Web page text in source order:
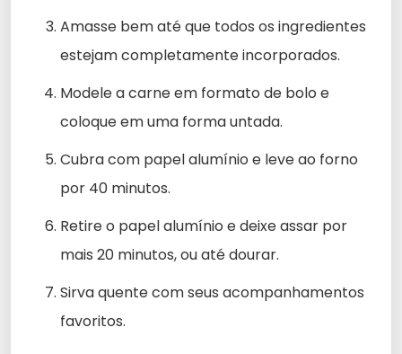
Amasse bem até que todos os ingredientes
estejam completamente incorporados.
Modele a carne em formato de bolo e
coloque em uma forma untada.
Cubra com papel alumínio e leve ao forno
por 40 minutos.
Retire o papel alumínio e deixe assar por
mais 20 minutos, ou até dourar.
Sirva quente com seus acompanhamentos
favoritos.